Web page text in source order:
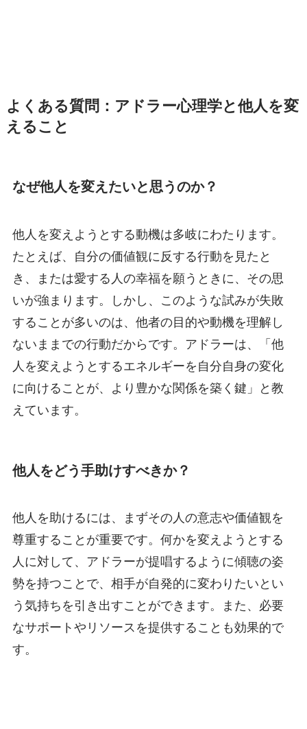
よくある質問：アドラー心理学と他人を変
えること
なぜ他人を変えたいと思うのか？
他人を変えようとする動機は多岐にわたります。
たとえば、自分の価値観に反する行動を見たと
き、または愛する人の幸福を願うときに、その思
いが強まります。しかし、このような試みが失敗
することが多いのは、他者の目的や動機を理解し
ないままでの行動だからです。アドラーは、「他
人を変えようとするエネルギーを自分自身の変化
に向けることが、より豊かな関係を築く鍵」と教
えています。
他人をどう手助けすべきか？
他人を助けるには、まずその人の意志や価値観を
尊重することが重要です。何かを変えようとする
人に対して、アドラーが提唱するように傾聴の姿
勢を持つことで、相手が自発的に変わりたいとい
う気持ちを引き出すことができます。また、必要
なサポートやリソースを提供することも効果的で
す。